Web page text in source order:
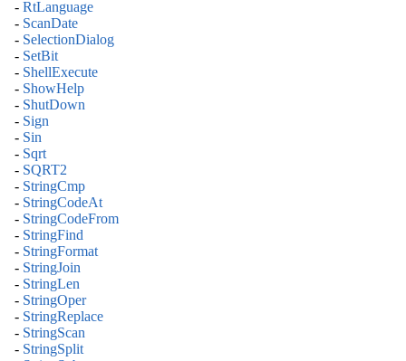
- RtLanguage
- ScanDate
- SelectionDialog
- SetBit
- ShellExecute
- ShowHelp
- ShutDown
- Sign
- Sin
- Sqrt
- SQRT2
- StringCmp
- StringCodeAt
- StringCodeFrom
- StringFind
- StringFormat
- StringJoin
- StringLen
- StringOper
- StringReplace
- StringScan
- StringSplit